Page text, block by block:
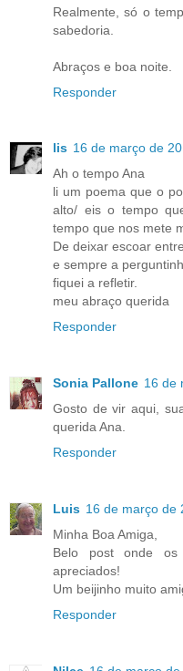
Realmente, só o
sabedoria.
Abraços e boa noite.
Responder
lis 16 de março de
Ah o tempo Ana
li um poema que o
alto/ eis o tempo
tempo que nos mete
De deixar escoar
e sempre a
fiquei a refletir.
meu abraço querida
Responder
Sonia Pallone 16 de
Gosto de vir aqui,
querida Ana.
Responder
Luis 16 de março de
Minha Boa Amiga,
Belo post onde
apreciados!
Um beijinho muito
Responder